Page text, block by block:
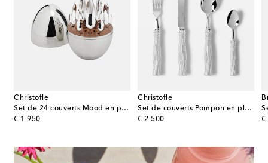
Christofle
Set de 24 couverts Mood en plaqué argent
€ 1 950
original price
Christofle
Set de couverts Pompon en plaqué argent
€ 2 500
original price
€